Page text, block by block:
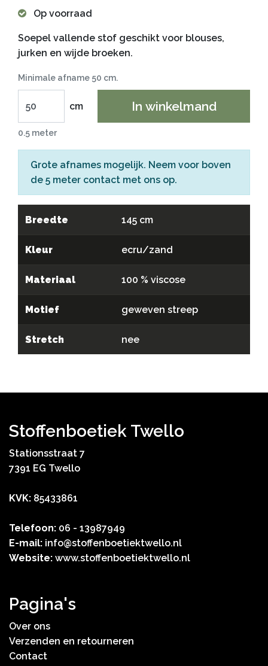
Op voorraad
Soepel vallende stof geschikt voor blouses,
jurken en wijde broeken.
Minimale afname 50 cm.
cm In winkelmand
0.5 meter
Grote afnames mogelijk. Neem voor boven
de 5 meter contact met ons op.
Breedte 145 cm
Kleur ecru/zand
Materiaal 100 % viscose
Motief geweven streep
Stretch nee
Stoffenboetiek Twello
Stationsstraat 7
7391 EG Twello
KVK: 85433861
Telefoon: 06 - 13987949
E-mail: info@stoffenboetiektwello.nl
Website: www.stoffenboetiektwello.nl
Pagina's
Over ons
Verzenden en retourneren
Contact